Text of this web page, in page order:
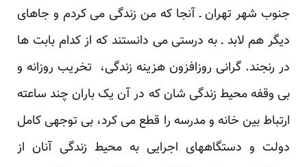
جنوب شهر تهران ـ آنجا که من زندگی می کردم و جاهای
دیگر هم لابد ـ به درستی می دانستند که از کدام بابت ها
در رنجند. گرانی روزافزون هزینه زندگی، تخریب روزانه و
بی وقفه محیط زندگی شان که در آن یک باران چند ساعته
ارتباط بین خانه و مدرسه را قطع می کرد، بی توجهی کامل
دولت و دستگاههای اجرایی به محیط زندگی آنان از